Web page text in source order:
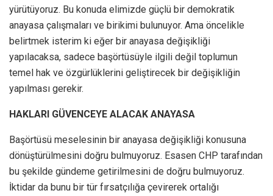
yürütüyoruz. Bu konuda elimizde güçlü bir demokratik
anayasa çalışmaları ve birikimi bulunuyor. Ama öncelikle
belirtmek isterim ki eğer bir anayasa değişikliği
yapılacaksa, sadece başörtüsüyle ilgili değil toplumun
temel hak ve özgürlüklerini geliştirecek bir değişikliğin
yapılması gerekir.
HAKLARI GÜVENCEYE ALACAK ANAYASA
Başörtüsü meselesinin bir anayasa değişikliği konusuna
dönüştürülmesini doğru bulmuyoruz. Esasen CHP tarafından
bu şekilde gündeme getirilmesini de doğru bulmuyoruz.
İktidar da bunu bir tür fırsatçılığa çevirerek ortalığı